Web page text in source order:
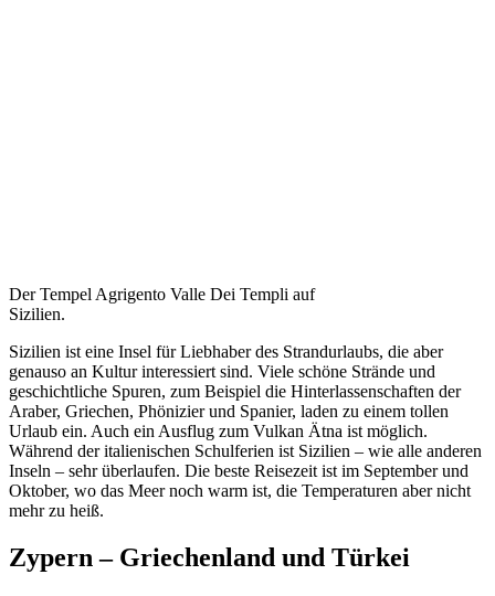
Der Tempel Agrigento Valle Dei Templi auf
Sizilien.
Sizilien ist eine Insel für Liebhaber des Strandurlaubs, die aber
genauso an Kultur interessiert sind. Viele schöne Strände und
geschichtliche Spuren, zum Beispiel die Hinterlassenschaften der
Araber, Griechen, Phönizier und Spanier, laden zu einem tollen
Urlaub ein. Auch ein Ausflug zum Vulkan Ätna ist möglich.
Während der italienischen Schulferien ist Sizilien – wie alle anderen
Inseln – sehr überlaufen. Die beste Reisezeit ist im September und
Oktober, wo das Meer noch warm ist, die Temperaturen aber nicht
mehr zu heiß.
Zypern – Griechenland und Türkei